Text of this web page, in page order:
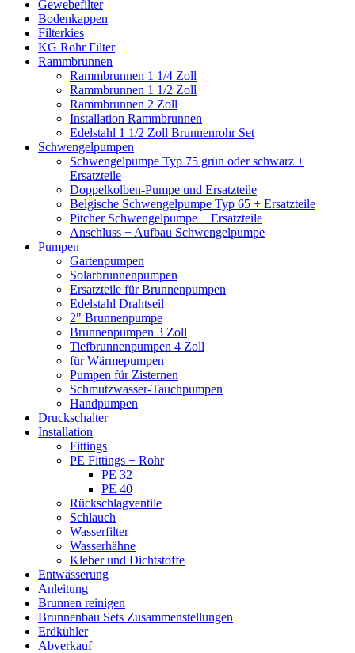
Gewebefilter
Bodenkappen
Filterkies
KG Rohr Filter
Rammbrunnen
Rammbrunnen 1 1/4 Zoll
Rammbrunnen 1 1/2 Zoll
Rammbrunnen 2 Zoll
Installation Rammbrunnen
Edelstahl 1 1/2 Zoll Brunnenrohr Set
Schwengelpumpen
Schwengelpumpe Typ 75 grün oder schwarz +
Ersatzteile
Doppelkolben-Pumpe und Ersatzteile
Belgische Schwengelpumpe Typ 65 + Ersatzteile
Pitcher Schwengelpumpe + Ersatzteile
Anschluss + Aufbau Schwengelpumpe
Pumpen
Gartenpumpen
Solarbrunnenpumpen
Ersatzteile für Brunnenpumpen
Edelstahl Drahtseil
2" Brunnenpumpe
Brunnenpumpen 3 Zoll
Tiefbrunnenpumpen 4 Zoll
für Wärmepumpen
Pumpen für Zisternen
Schmutzwasser-Tauchpumpen
Handpumpen
Druckschalter
Installation
Fittings
PE Fittings + Rohr
PE 32
PE 40
Rückschlagventile
Schlauch
Wasserfilter
Wasserhähne
Kleber und Dichtstoffe
Entwässerung
Anleitung
Brunnen reinigen
Brunnenbau Sets Zusammenstellungen
Erdkühler
Abverkauf